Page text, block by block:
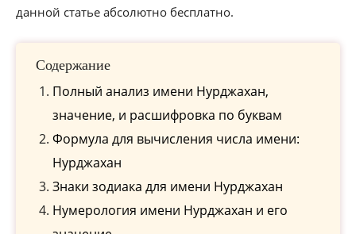
данной статье абсолютно бесплатно.
Содержание
Полный анализ имени Нурджахан,
значение, и расшифровка по буквам
Формула для вычисления числа имени:
Нурджахан
Знаки зодиака для имени Нурджахан
Нумерология имени Нурджахан и его